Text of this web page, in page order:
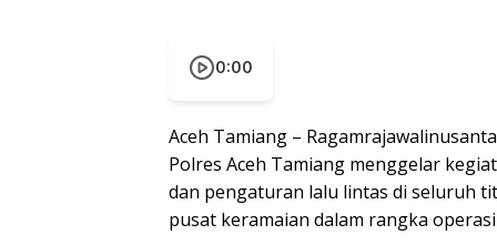
0:00
Aceh Tamiang –
Polres Aceh Tamiang menggelar
dan pengaturan lalu lintas di seluruh
pusat keramaian dalam rangka operasi